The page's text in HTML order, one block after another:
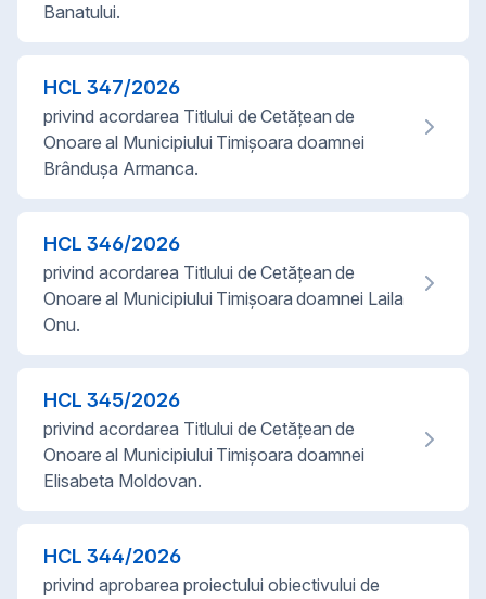
Banatului.
HCL 347/2026
privind acordarea Titlului de Cetățean de
Onoare al Municipiului Timișoara doamnei
Brânduşa Armanca.
HCL 346/2026
privind acordarea Titlului de Cetățean de
Onoare al Municipiului Timișoara doamnei Laila
Onu.
HCL 345/2026
privind acordarea Titlului de Cetățean de
Onoare al Municipiului Timișoara doamnei
Elisabeta Moldovan.
HCL 344/2026
privind aprobarea proiectului obiectivului de